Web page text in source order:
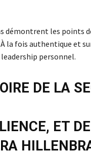
démontrent les points
la fois authentique et
personnel.
DE LA
ET